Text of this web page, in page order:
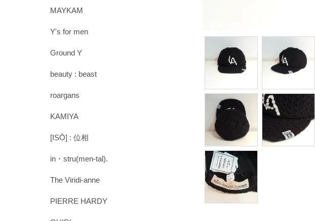
MAYKAM
Y's for men
Ground Y
beauty : beast
roargans
KAMIYA
[ISŌ] : 位相
in・stru(men-tal).
The Viridi-anne
PIERRE HARDY